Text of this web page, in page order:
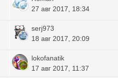
27 авг 2017, 18:34
serj973
18 авг 2017, 20:09
lokofanatik
17 авг 2017, 11:37